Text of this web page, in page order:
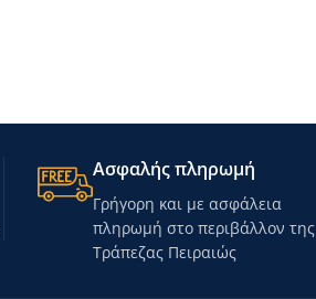
Ασφαλής πληρωμή
Γρήγορη και με ασφάλεια
πληρωμή στο περιβάλλον της
Τράπεζας Πειραιώς